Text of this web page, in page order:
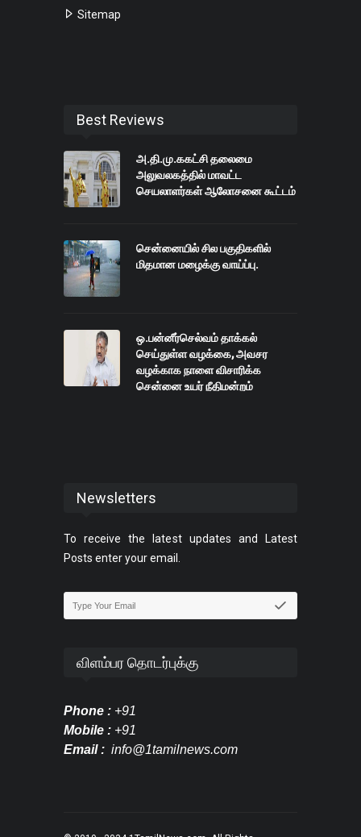
Sitemap
Best Reviews
அ.தி.மு.ககட்சி தலைமை
அலுவலகத்தில் மாவட்ட
செயலாளர்கள் ஆலோசனை கூட்டம்
சென்னையில் சில பகுதிகளில்
மிதமான மழைக்கு வாய்ப்பு.
ஒ.பன்னீர்செல்வம் தாக்கல்
செய்துள்ள வழக்கை, அவசர
வழக்காக நாளை விசாரிக்க
சென்னை உயர் நீதிமன்றம்
Newsletters
To receive the latest updates and Latest
Posts enter your email.
விளம்பர தொடர்புக்கு
Phone : +91
Mobile : +91
Email : info@1tamilnews.com